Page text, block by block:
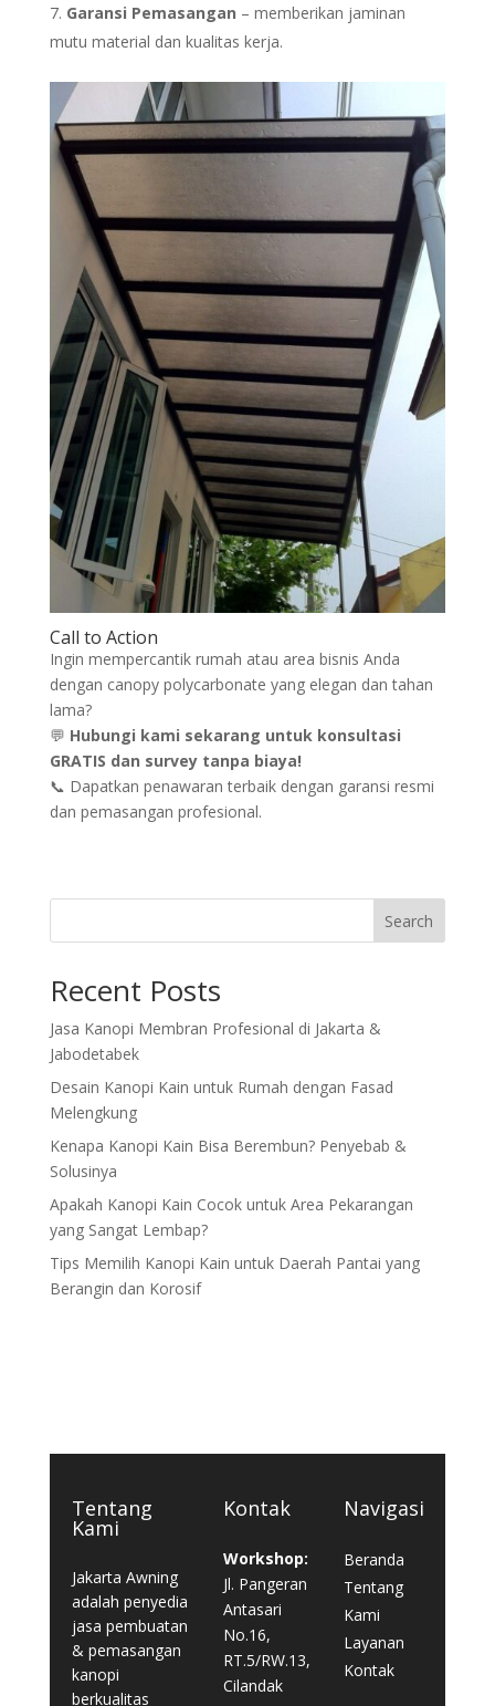
Garansi Pemasangan – memberikan jaminan
mutu material dan kualitas kerja.
Call to Action
Ingin mempercantik rumah atau area bisnis Anda
dengan canopy polycarbonate yang elegan dan tahan
lama?
💬 Hubungi kami sekarang untuk konsultasi
GRATIS dan survey tanpa biaya!
📞 Dapatkan penawaran terbaik dengan garansi resmi
dan pemasangan profesional.
Search
Recent Posts
Jasa Kanopi Membran Profesional di Jakarta &
Jabodetabek
Desain Kanopi Kain untuk Rumah dengan Fasad
Melengkung
Kenapa Kanopi Kain Bisa Berembun? Penyebab &
Solusinya
Apakah Kanopi Kain Cocok untuk Area Pekarangan
yang Sangat Lembap?
Tips Memilih Kanopi Kain untuk Daerah Pantai yang
Berangin dan Korosif
Tentang
Kami
Jakarta Awning
adalah penyedia
jasa pembuatan
& pemasangan
kanopi
berkualitas
Kontak
Workshop:
Jl. Pangeran
Antasari
No.16,
RT.5/RW.13,
Cilandak
Navigasi
Beranda
Tentang
Kami
Layanan
Kontak